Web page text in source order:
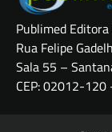
Publimed
Rua Felipe
Sala 55 –
CEP: 02012-120